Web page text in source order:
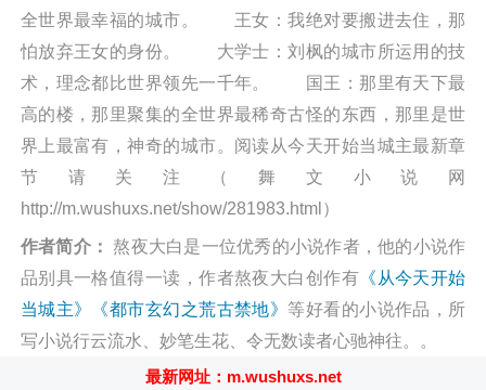
全世界最幸福的城市。 王女：我绝对要搬进去住，那
怕放弃王女的身份。 大学士：刘枫的城市所运用的技
术，理念都比世界领先一千年。 国王：那里有天下最
高的楼，那里聚集的全世界最稀奇古怪的东西，那里是世
界上最富有，神奇的城市。阅读从今天开始当城主最新章
节请关注（舞文小说网
http://m.wushuxs.net/show/281983.html）
作者简介： 熬夜大白是一位优秀的小说作者，他的小说作
品别具一格值得一读，作者熬夜大白创作有 《从今天开始
当城主》
《都市玄幻之荒古禁地》 等好看的小说作品，所
写小说行云流水、妙笔生花、令无数读者心驰神往。。
最新网址：m.wushuxs.net